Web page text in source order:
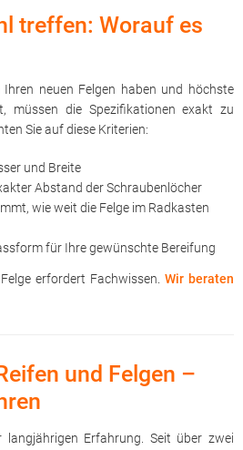
treffen: Worauf es
neuen Felgen haben und höchste
müssen die Spezifikationen exakt zu
Sie auf diese Kriterien:
und Breite
Abstand der Schraubenlöcher
wie weit die Felge im Radkasten
für Ihre gewünschte Bereifung
erfordert Fachwissen. Wir beraten
und Felgen –
langjährigen Erfahrung. Seit über zwei